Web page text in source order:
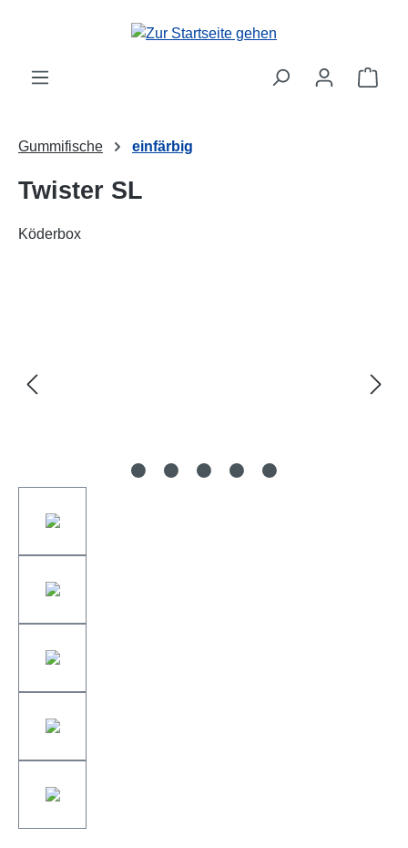
Gummifische einfärbig
Twister SL
Köderbox